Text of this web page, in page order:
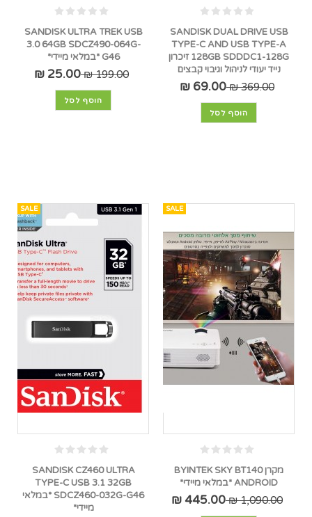
SANDISK DUAL DRIVE USB
TYPE-C AND USB TYPE-A
128GB SDDDC1-128G זיכרון
נייד יעודי לניהול וגיבוי קבצים
369.00 ₪
69.00 ₪
הוסף לסל
SANDISK ULTRA TREK USB
3.0 64GB SDCZ490-064G-
G46 *במלאי מיידי*
199.00 ₪
25.00 ₪
הוסף לסל
SALE
מקרן BYINTEK SKY BT140
ANDROID *במלאי מיידי*
1,090.00 ₪
445.00 ₪
SALE
SANDISK CZ460 ULTRA
TYPE-C USB 3.1 32GB
SDCZ460-032G-G46 *במלאי
מיידי*